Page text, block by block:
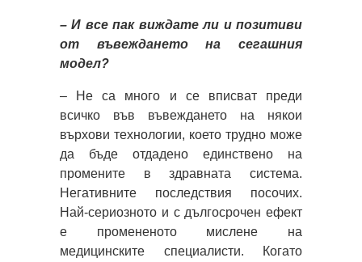
– И все пак виждате ли и позитиви
от въвеждането на сегашния
модел?
– Не са много и се вписват преди
всичко във въвеждането на някои
върхови технологии, което трудно може
да бъде отдадено единствено на
промените в здравната система.
Негативните последствия посочих.
Най-сериозното и с дългосрочен ефект
е промененото мислене на
медицинските специалисти. Когато